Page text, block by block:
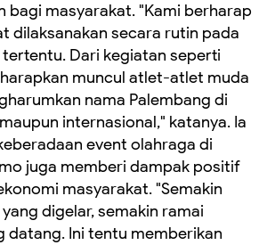
bagi masyarakat. "Kami berharap
dilaksanakan secara rutin pada
Dari kegiatan seperti
muncul atlet-atlet muda
nama Palembang di
internasional," katanya. Ia
event olahraga di
juga memberi dampak positif
masyarakat. "Semakin
digelar, semakin ramai
datang. Ini tentu memberikan